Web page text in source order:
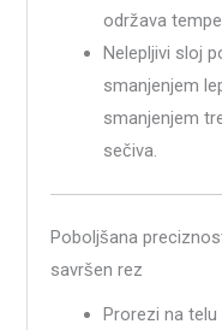
održava
Nelepljivi sloj
smanjenjem
smanjenjem
sečiva.
Poboljšana
savršen rez
Prorezi na